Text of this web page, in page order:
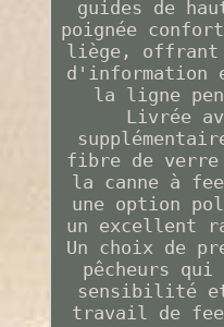
guides de
poignée
liège, offrant
d'information
la ligne
Livrée
fibre de verre
la canne à
une option
un excellent
Un choix de
pêcheurs
sensibilité
travail de